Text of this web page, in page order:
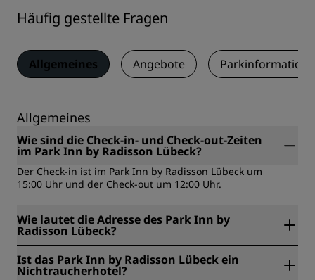
Häufig gestellte Fragen
Allgemeines Angebote
Allgemeines
Wie sind die Check-in- und Check-out-Zeiten
im Park Inn by Radisson Lübeck?
Der Check-in ist im Park Inn by Radisson Lübeck um
15:00 Uhr und der Check-out um 12:00 Uhr.
Wie lautet die Adresse des Park Inn by
Radisson Lübeck?
Brandt Allee 1-5, Lübeck, Deutschland.
Ist das Park Inn by Radisson Lübeck ein
Nichtraucherhotel?